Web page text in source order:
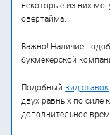
некоторые из них
овертайма.
Важно! Наличие
букмекерской
Подобный вид ставок
двух равных по силе
дополнительное